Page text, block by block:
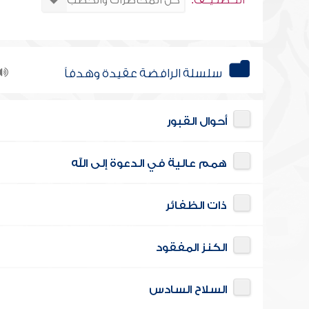
سلسلة الرافضة عقيدة وهدفاً
أحوال القبور
همم عالية في الدعوة إلى الله
ذات الظفائر
الكنز المفقود
السلاح السادس